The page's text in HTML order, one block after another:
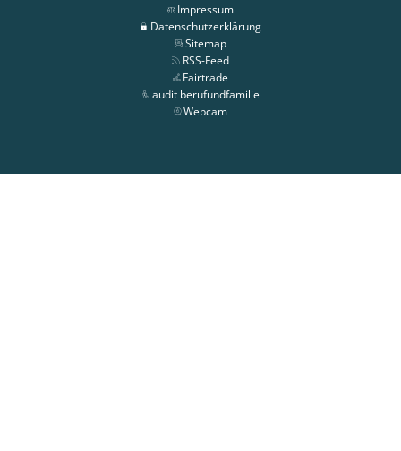
Impressum
Datenschutzerklärung
Sitemap
RSS-Feed
Fairtrade
audit berufundfamilie
Webcam